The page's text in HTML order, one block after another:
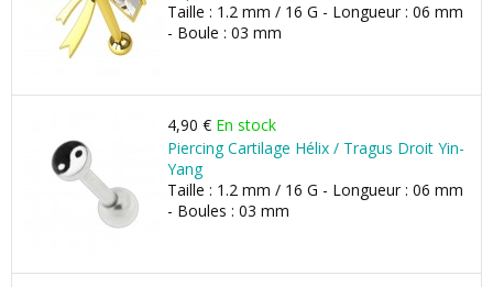
Taille : 1.2 mm / 16 G - Longueur : 06 mm
- Boule : 03 mm
4,90 € En stock
Piercing Cartilage Hélix / Tragus Droit Yin-
Yang
Taille : 1.2 mm / 16 G - Longueur : 06 mm
- Boules : 03 mm